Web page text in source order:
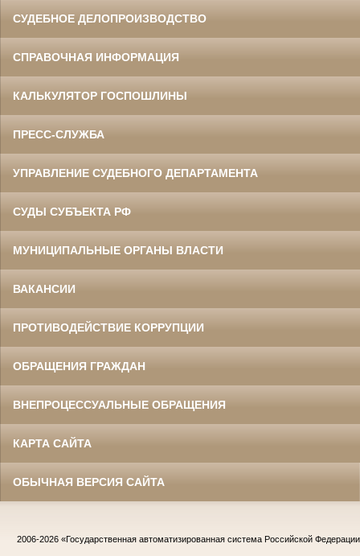
СУДЕБНОЕ ДЕЛОПРОИЗВОДСТВО
СПРАВОЧНАЯ ИНФОРМАЦИЯ
КАЛЬКУЛЯТОР ГОСПОШЛИНЫ
ПРЕСС-СЛУЖБА
УПРАВЛЕНИЕ СУДЕБНОГО ДЕПАРТАМЕНТА
СУДЫ СУБЪЕКТА РФ
МУНИЦИПАЛЬНЫЕ ОРГАНЫ ВЛАСТИ
ВАКАНСИИ
ПРОТИВОДЕЙСТВИЕ КОРРУПЦИИ
ОБРАЩЕНИЯ ГРАЖДАН
ВНЕПРОЦЕССУАЛЬНЫЕ ОБРАЩЕНИЯ
КАРТА САЙТА
ОБЫЧНАЯ ВЕРСИЯ САЙТА
2006-2026 «Государственная автоматизированная система Российской